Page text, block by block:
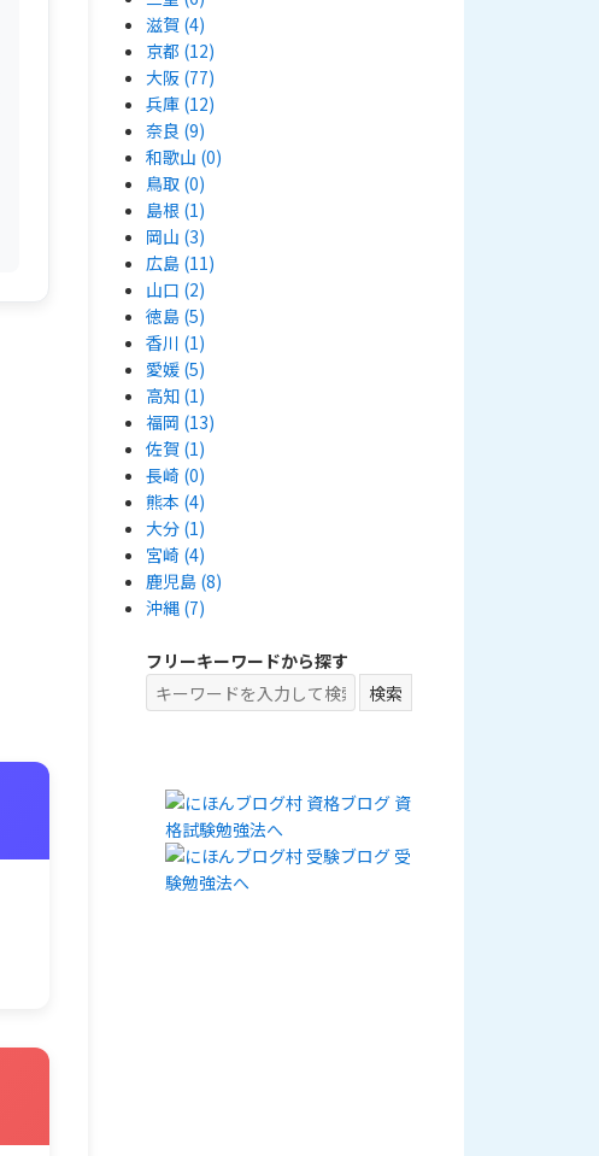
滋賀 (4)
京都 (12)
大阪 (77)
兵庫 (12)
奈良 (9)
和歌山 (0)
鳥取 (0)
島根 (1)
岡山 (3)
広島 (11)
山口 (2)
徳島 (5)
香川 (1)
愛媛 (5)
高知 (1)
福岡 (13)
佐賀 (1)
長崎 (0)
熊本 (4)
大分 (1)
宮崎 (4)
鹿児島 (8)
沖縄 (7)
フリーキーワードから探す